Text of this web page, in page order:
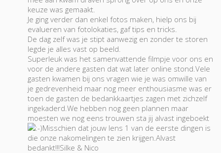
keuze was gemaakt.
Je ging verder dan enkel fotos maken, hielp ons bij
evalueren van fotolokaties, gaf tips en tricks.
De dag zelf was je stipt aanwezig en zonder te storen
legde je alles vast op beeld.
Superleuk was het samenvattende filmpje voor ons en
voor de andere gasten dat wat later online stond.Vele
gasten kwamen bij ons vragen wie je was omwille van
je gedrevenheid maar nog meer enthousiasme was er
toen de gasten de bedankkaartjes zagen met zichzelf
ingekaderd.We hebben nog geen plannen maar
moesten we nog eens trouwen sta jij alvast ingeboekt
Misschien dat jouw lens 1 van de eerste dingen is
die onze nakomelingen te zien krijgen.Alvast
bedankt!!!Silke & Nico